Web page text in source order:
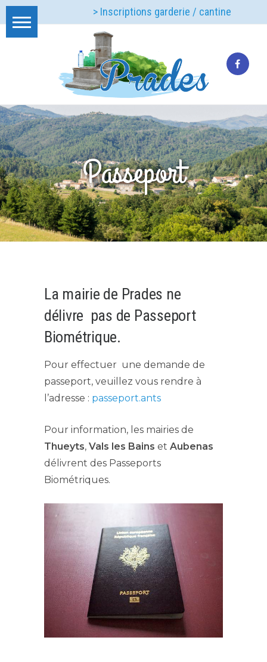
> Inscriptions garderie / cantine
Passeport
La mairie de Prades ne
délivre pas de Passeport
Biométrique.
Pour effectuer une demande de
passeport, veuillez vous rendre à
l’adresse : passeport.ants
Pour information, les mairies de
Thueyts, Vals les Bains et Aubenas
délivrent des Passeports
Biométriques.